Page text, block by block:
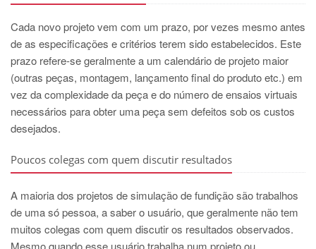
Cada novo projeto vem com um prazo, por vezes mesmo antes
de as especificações e critérios terem sido estabelecidos. Este
prazo refere-se geralmente a um calendário de projeto maior
(outras peças, montagem, lançamento final do produto etc.) em
vez da complexidade da peça e do número de ensaios virtuais
necessários para obter uma peça sem defeitos sob os custos
desejados.
Poucos colegas com quem discutir resultados
A maioria dos projetos de simulação de fundição são trabalhos
de uma só pessoa, a saber o usuário, que geralmente não tem
muitos colegas com quem discutir os resultados observados.